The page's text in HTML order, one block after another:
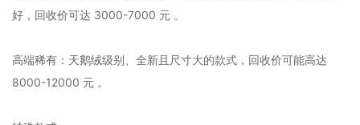
好，回收价可达 ‌3000-7000 元‌ 。‌‌
‌高端稀有‌：天鹅绒级别、全新且尺寸大的款式，回收价可能高达
‌8000-12000 元‌ 。‌‌